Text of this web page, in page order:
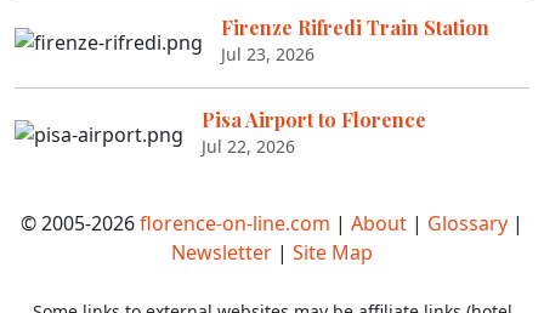
Firenze Rifredi Train Station
Jul 23, 2026
Pisa Airport to Florence
Jul 22, 2026
© 2005-2026florence-on-line.com | About | Glossary |
Newsletter | Site Map